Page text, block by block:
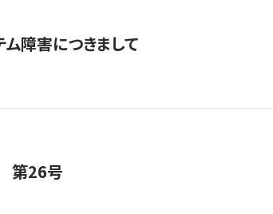
障害につきまして
第26号